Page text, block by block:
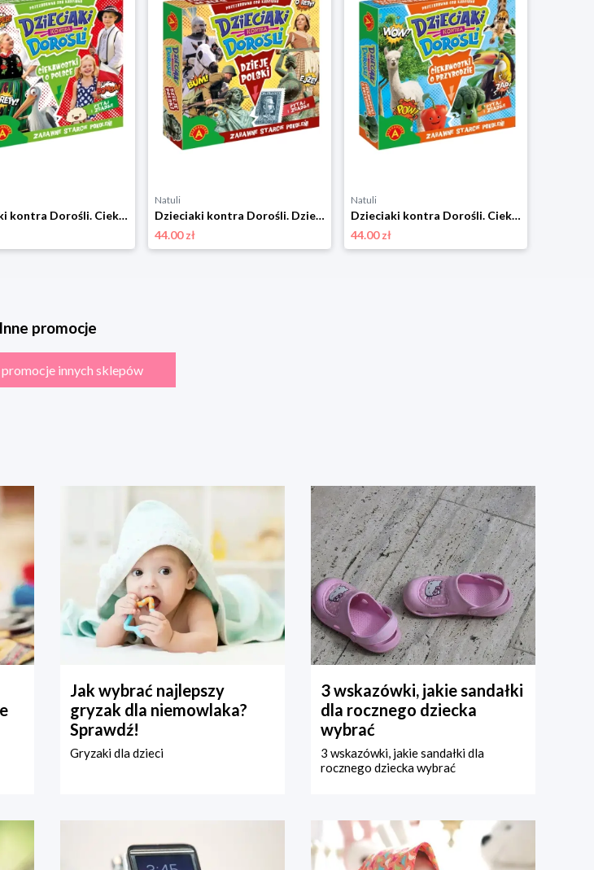
Dzieciaki kontra Dorośli. Ciekawostki o Polsce Alexander
Natuli
Dzieciaki kontra Dorośli. Dzieje Polski Alexander
44.00 zł
Natuli
Dzieciaki kontra Dorośli. Ciekawostki o przyrodzie Alexander
44.00 zł
Inne promocje
innych sklepów
Jak wybrać najlepszy
gryzak dla niemowlaka?
Sprawdź!
Gryzaki dla dzieci
3 wskazówki, jakie sandałki
dla rocznego dziecka
wybrać
3 wskazówki, jakie sandałki dla
rocznego dziecka wybrać